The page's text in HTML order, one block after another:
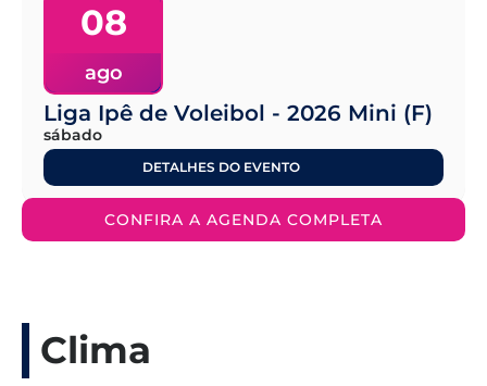
08
ago
Liga Ipê de Voleibol - 2026 Mini (F)
sábado
DETALHES DO EVENTO
CONFIRA A AGENDA COMPLETA
Clima